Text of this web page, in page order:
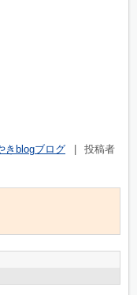
きblogブログ
投稿者